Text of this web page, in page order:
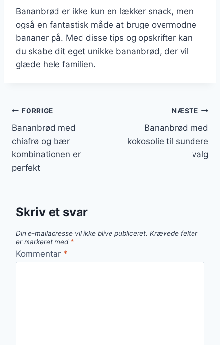
Bananbrød er ikke kun en lækker snack, men
også en fantastisk måde at bruge overmodne
bananer på. Med disse tips og opskrifter kan
du skabe dit eget unikke bananbrød, der vil
glæde hele familien.
Indlægsnavigation
FORRIGE
Bananbrød med
chiafrø og bær
kombinationen er
perfekt
NÆSTE
Bananbrød med
kokosolie til sundere
valg
Skriv et svar
Din e-mailadresse vil ikke blive publiceret. Krævede felter
er markeret med *
Kommentar *